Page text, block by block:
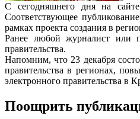
С сегодняшнего дня на
Соответствующее
рамках проекта создания в
Ранее любой журналист или
правительства.
Напомним, что 23 декабря
правительства в регионах,
электронного правительства в
Поощрить